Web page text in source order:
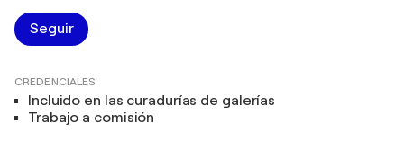
Seguir
CREDENCIALES
Incluido en las curadurías de galerías
Trabajo a comisión